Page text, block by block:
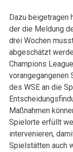
Dazu beigetragen
der die Meldung
drei Wochen
abgeschätzt
Champions
vorangegangenen
des WSE an die
Maßnahmen
Spielorte erfüllt
intervenieren,
Spielstätten auch